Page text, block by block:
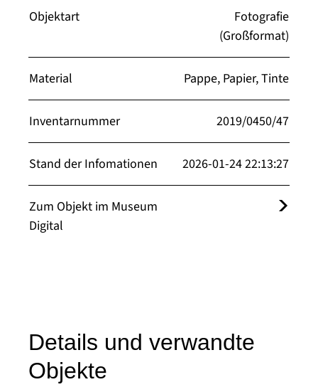
Objektart
Fotografie
(Großformat)
Material Pappe, Papier, Tinte
Inventarnummer 2019/0450/47
Stand der Infomationen 2026-01-24 22:13:27
Zum Objekt im Museum
Digital
Details und verwandte
Objekte